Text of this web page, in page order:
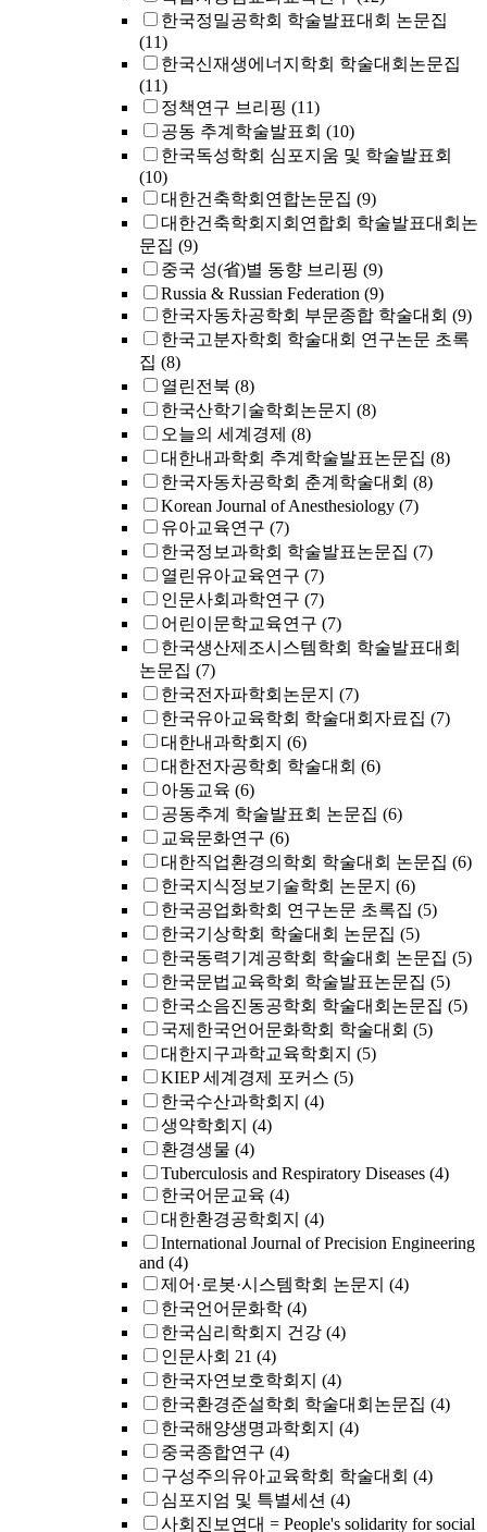
한국정밀공학회 학술발표대회 논문집
(11)
한국신재생에너지학회 학술대회논문집
(11)
정책연구 브리핑 (11)
공동 추계학술발표회 (10)
한국독성학회 심포지움 및 학술발표회
(10)
대한건축학회연합논문집 (9)
대한건축학회지회연합회 학술발표대회논
문집 (9)
중국 성(省)별 동향 브리핑 (9)
Russia & Russian Federation (9)
한국자동차공학회 부문종합 학술대회 (9)
한국고분자학회 학술대회 연구논문 초록
집 (8)
열린전북 (8)
한국산학기술학회논문지 (8)
오늘의 세계경제 (8)
대한내과학회 추계학술발표논문집 (8)
한국자동차공학회 춘계학술대회 (8)
Korean Journal of Anesthesiology (7)
유아교육연구 (7)
한국정보과학회 학술발표논문집 (7)
열린유아교육연구 (7)
인문사회과학연구 (7)
어린이문학교육연구 (7)
한국생산제조시스템학회 학술발표대회
논문집 (7)
한국전자파학회논문지 (7)
한국유아교육학회 학술대회자료집 (7)
대한내과학회지 (6)
대한전자공학회 학술대회 (6)
아동교육 (6)
공동추계 학술발표회 논문집 (6)
교육문화연구 (6)
대한직업환경의학회 학술대회 논문집 (6)
한국지식정보기술학회 논문지 (6)
한국공업화학회 연구논문 초록집 (5)
한국기상학회 학술대회 논문집 (5)
한국동력기계공학회 학술대회 논문집 (5)
한국문법교육학회 학술발표논문집 (5)
한국소음진동공학회 학술대회논문집 (5)
국제한국언어문화학회 학술대회 (5)
대한지구과학교육학회지 (5)
KIEP 세계경제 포커스 (5)
한국수산과학회지 (4)
생약학회지 (4)
환경생물 (4)
Tuberculosis and Respiratory Diseases (4)
한국어문교육 (4)
대한환경공학회지 (4)
International Journal of Precision Engineering
and (4)
제어·로봇·시스템학회 논문지 (4)
한국언어문화학 (4)
한국심리학회지 건강 (4)
인문사회 21 (4)
한국자연보호학회지 (4)
한국환경준설학회 학술대회논문집 (4)
한국해양생명과학회지 (4)
중국종합연구 (4)
구성주의유아교육학회 학술대회 (4)
심포지엄 및 특별세션 (4)
사회진보연대 = People's solidarity for social